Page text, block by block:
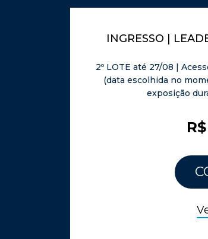
INGRESSO |
2º LOTE até 27/08 |
(data escolhida no
exposição